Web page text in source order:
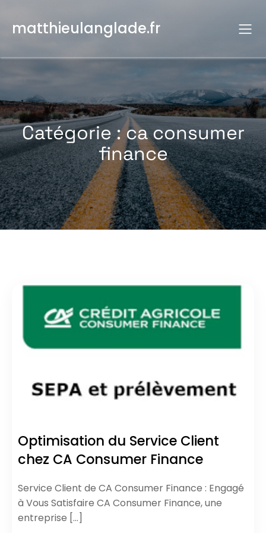
contenu
matthieulanglade.fr
Catégorie :ca consumer
finance
Optimisation du Service Client
chez CA Consumer Finance
Service Client de CA Consumer Finance : Engagé
à Vous Satisfaire CA Consumer Finance, une
entreprise […]